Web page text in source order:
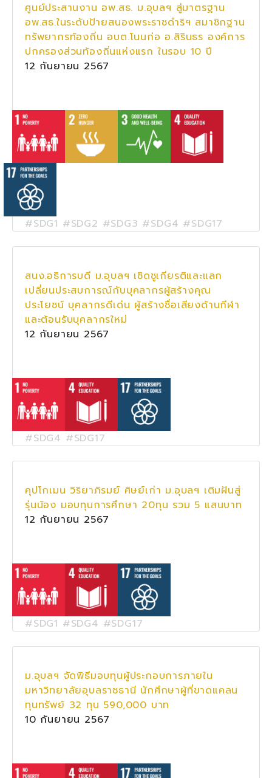
ศูนย์ประสานงาน อพ.สธ. ม.อุบลฯ สู่มาตรฐาน
อพ.สธ.ในระดับป้ายสนองพระราชดำริฯ สมาชิกฐาน
ทรัพยากรท้องถิ่น อบต.โนนก่อ อ.สิรินธร องค์การ
ปกครองส่วนท้องถิ่นแห่งแรก ในรอบ 10 ปี
12 กันยายน 2567
#SDG1 #SDG2 #SDG3 #SDG4 #SDG17
สนง.อธิการบดี ม.อุบลฯ เชิดชูเกียรติและแลก
เปลี่ยนประสบการณ์กับบุคลากรผู้สร้างคุณ
ประโยชน์ บุคลากรดีเด่น ผู้สร้างชื่อเสียงด้านกีฬา
และต้อนรับบุคลากรใหม่
12 กันยายน 2567
#SDG4 #SDG17
คุปโกเมน วิริยาภิรมย์ ศิษย์เก่า ม.อุบลฯ เติมฝันสู่
รุ่นน้อง มอบทุนการศึกษา 20ทุน รวม 5 แสนบาท
12 กันยายน 2567
#SDG1 #SDG4 #SDG17
ม.อุบลฯ จัดพิธีมอบทุนผู้ประกอบการภายใน
มหาวิทยาลัยอุบลราชธานี นักศึกษาผู้ที่ขาดแคลน
ทุนทรัพย์ 32 ทุน 590,000 บาท
10 กันยายน 2567